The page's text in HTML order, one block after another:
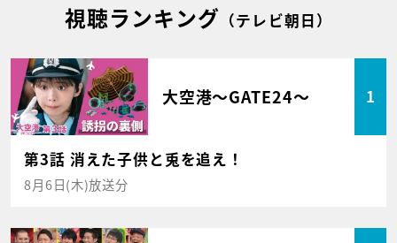
視聴ランキング （テレビ朝日）
大空港～GATE24～ 1
第3話 消えた子供と兎を追え！
8月6日(木)放送分